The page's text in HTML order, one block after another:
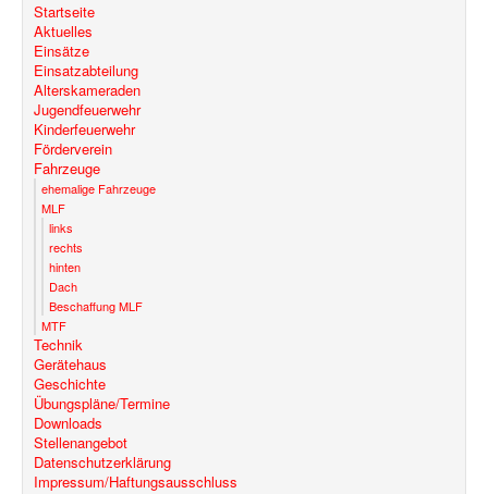
Startseite
Aktuelles
Einsätze
Einsatzabteilung
Alterskameraden
Jugendfeuerwehr
Kinderfeuerwehr
Förderverein
Fahrzeuge
ehemalige Fahrzeuge
MLF
links
rechts
hinten
Dach
Beschaffung MLF
MTF
Technik
Gerätehaus
Geschichte
Übungspläne/Termine
Downloads
Stellenangebot
Datenschutzerklärung
Impressum/Haftungsausschluss